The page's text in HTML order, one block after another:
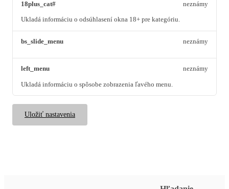
18plus_cat#
Ukladá informáciu o odsúhlasení okna 18+ pre kategóriu.
neznámy
bs_slide_menu neznámy
left_menu
Ukladá informáciu o spôsobe zobrazenia ľavého menu.
neznámy
Uložiť nastavenia